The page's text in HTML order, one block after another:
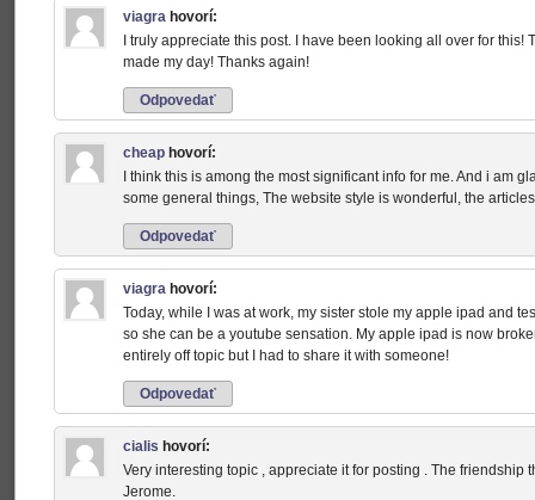
viagra hovorí:
I truly appreciate this post. I have been looking all over for this!
made my day! Thanks again!
Odpovedať
cheap hovorí:
I think this is among the most significant info for me. And i am
some general things, The website style is wonderful, the
Odpovedať
viagra hovorí:
Today, while I was at work, my sister stole my apple ipad and
so she can be a youtube sensation. My apple ipad is now
entirely off topic but I had to share it with someone!
Odpovedať
cialis hovorí:
Very interesting topic , appreciate it for posting . The friendship
Jerome.